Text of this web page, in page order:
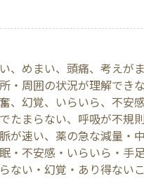
、めまい、頭痛、考えが
・周囲の状況が理解でき
、幻覚、いらいら、不安
たまらない、呼吸が不規
が速い、薬の急な減量・
・不安感・いらいら・手
ない・幻覚・あり得ない